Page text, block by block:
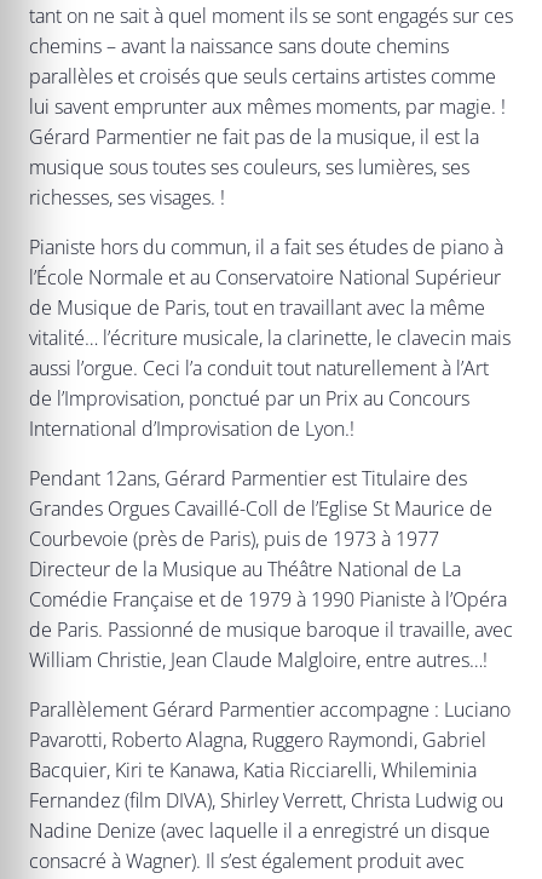
tant on ne sait à quel moment ils se sont engagés sur ces
chemins – avant la naissance sans doute chemins
parallèles et croisés que seuls certains artistes comme
lui savent emprunter aux mêmes moments, par magie. !
Gérard Parmentier ne fait pas de la musique, il est la
musique sous toutes ses couleurs, ses lumières, ses
richesses, ses visages. !
Pianiste hors du commun, il a fait ses études de piano à
l’École Normale et au Conservatoire National Supérieur
de Musique de Paris, tout en travaillant avec la même
vitalité… l’écriture musicale, la clarinette, le clavecin mais
aussi l’orgue. Ceci l’a conduit tout naturellement à l’Art
de l’Improvisation, ponctué par un Prix au Concours
International d’Improvisation de Lyon.!
Pendant 12ans, Gérard Parmentier est Titulaire des
Grandes Orgues Cavaillé-Coll de l’Eglise St Maurice de
Courbevoie (près de Paris), puis de 1973 à 1977
Directeur de la Musique au Théâtre National de La
Comédie Française et de 1979 à 1990 Pianiste à l’Opéra
de Paris. Passionné de musique baroque il travaille, avec
William Christie, Jean Claude Malgloire, entre autres…!
Parallèlement Gérard Parmentier accompagne : Luciano
Pavarotti, Roberto Alagna, Ruggero Raymondi, Gabriel
Bacquier, Kiri te Kanawa, Katia Ricciarelli, Whileminia
Fernandez (film DIVA), Shirley Verrett, Christa Ludwig ou
Nadine Denize (avec laquelle il a enregistré un disque
consacré à Wagner). Il s’est également produit avec